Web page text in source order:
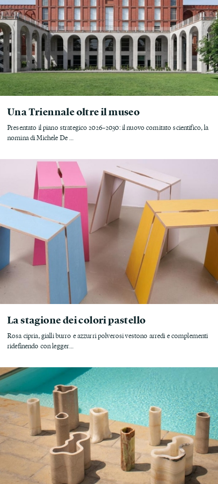
Una Triennale oltre il museo
Presentato il piano strategico 2026–2030: il nuovo comitato scientifico, la
nomina di Michele De ...
La stagione dei colori pastello
Rosa cipria, gialli burro e azzurri polverosi vestono arredi e complementi
ridefinendo con legger...